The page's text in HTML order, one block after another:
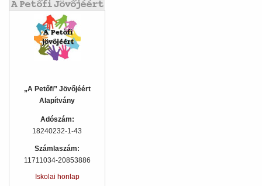
„A Petőfi” Jövőjéért
Alapítvány
Adószám:
18240232-1-43
Számlaszám:
11711034-20853886
Iskolai honlap